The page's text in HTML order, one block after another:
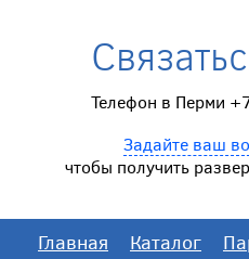
Телефон в Перми
Задайте ваш
чтобы получить
Главная Каталог